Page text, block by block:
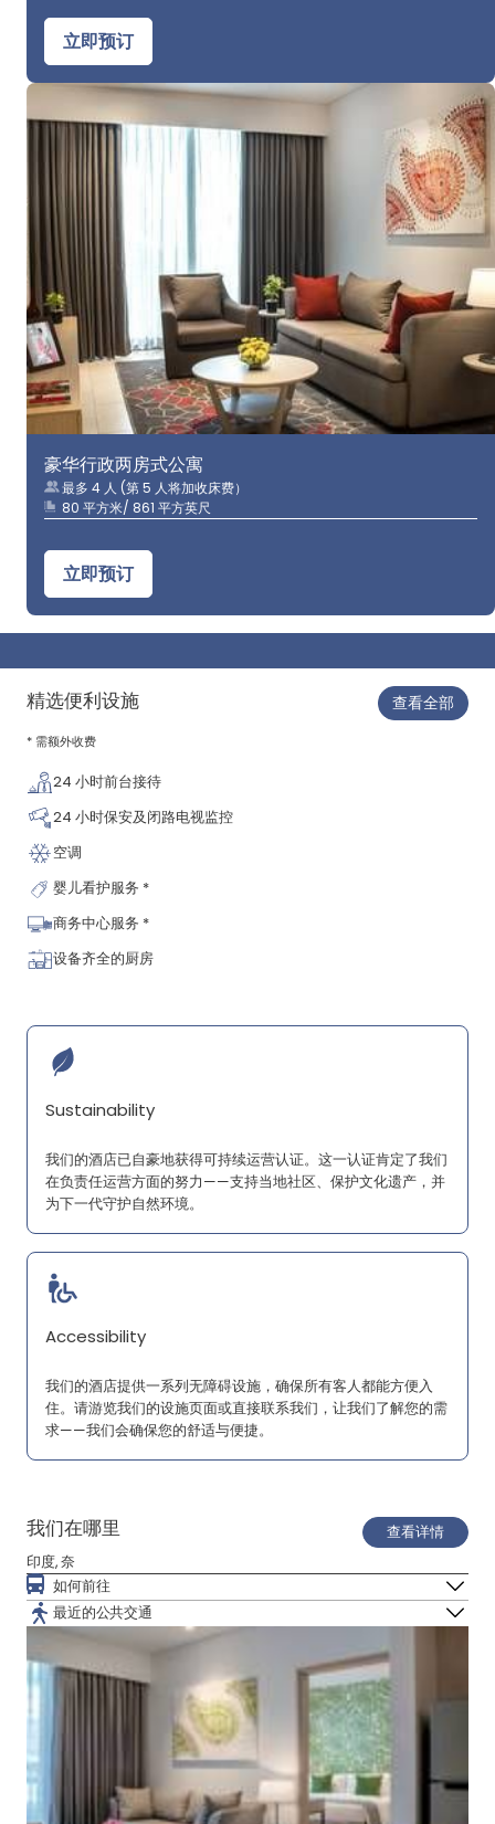
立即预订
豪华行政两房式公寓
最多 4 人 (第 5 人将加收床费）
80 平方米/ 861 平方英尺
立即预订
精选便利设施
* 需额外收费
查看全部
24 小时前台接待
24 小时保安及闭路电视监控
空调
婴儿看护服务 *
商务中心服务 *
设备齐全的厨房
Sustainability
我们的酒店已自豪地获得可持续运营认证。这一认证肯定了我们
在负责任运营方面的努力——支持当地社区、保护文化遗产，并
为下一代守护自然环境。
Accessibility
我们的酒店提供一系列无障碍设施，确保所有客人都能方便入
住。请游览我们的设施页面或直接联系我们，让我们了解您的需
求——我们会确保您的舒适与便捷。
我们在哪里
查看详情
印度, 奈
如何前往
最近的公共交通